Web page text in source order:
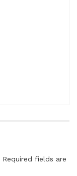
Required fields are